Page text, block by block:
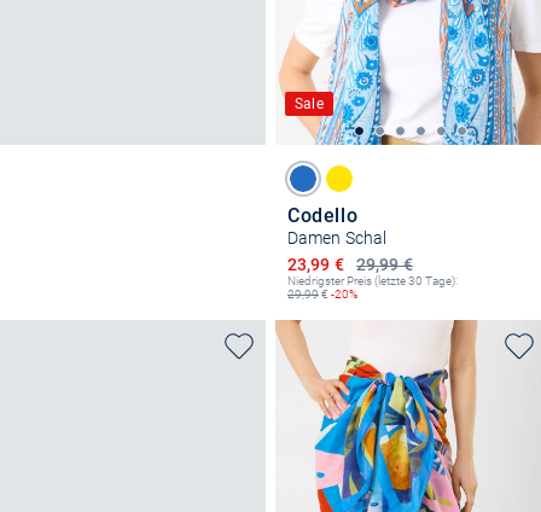
Sale
Codello
Damen Schal
29,99 €
Ermäßigter Preis
23,99 €
Niedrigster Preis (letzte 30 Tage):
29,99€ -20%